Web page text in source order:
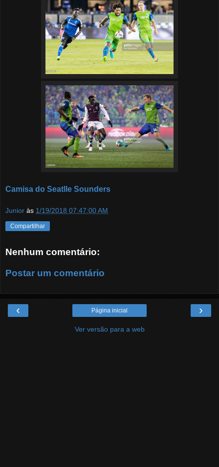
Camisa do Seatlle Sounders
Junior às 1/19/2018 07:47:00 AM
Compartilhar
Nenhum comentário:
Postar um comentário
‹ ›
Página inicial
Ver versão para a web